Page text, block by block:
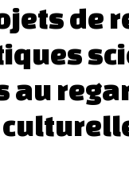
de
au